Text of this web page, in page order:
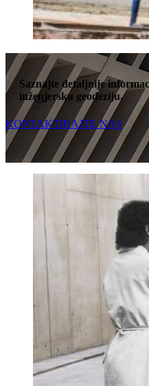
Saznajte detaljnije
inženjersku geodeziju.
KONTAKTIRAJTE NAS